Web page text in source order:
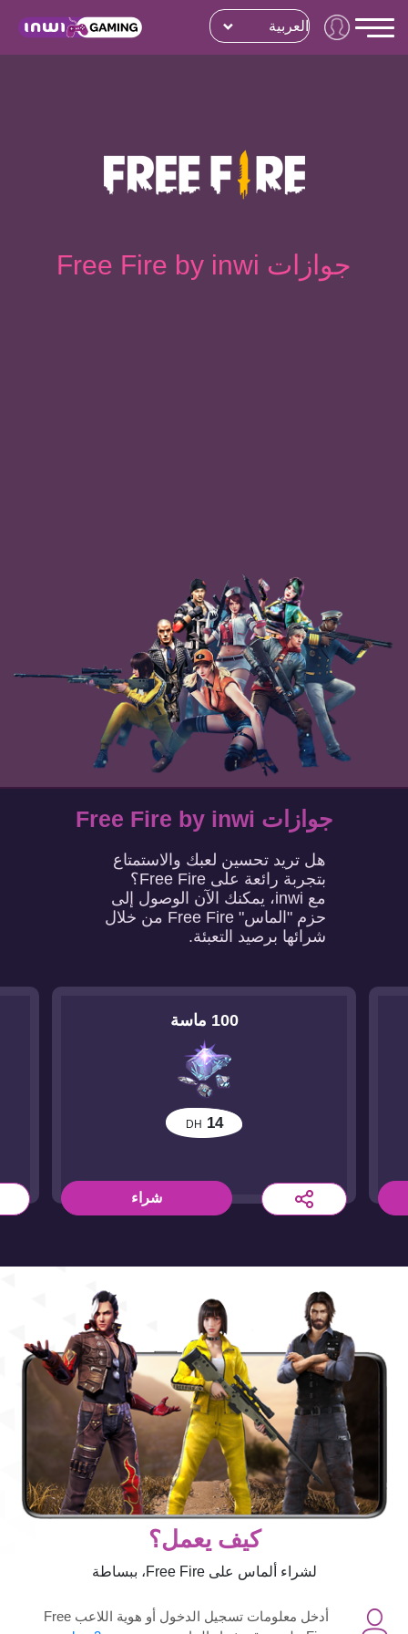
العربية
جوازات Free Fire by inwi
جوازات Free Fire by inwi
هل تريد تحسين لعبك والاستمتاع
بتجربة رائعة على Free Fire؟
مع inwi، يمكنك الآن الوصول إلى
حزم "الماس" Free Fire من خلال
شرائها برصيد التعبئة.
100 ماسة
14
DH
شراء
كيف يعمل؟
لشراء ألماس على Free Fire، ببساطة
أدخل معلومات تسجيل الدخول أو هوية اللاعب Free